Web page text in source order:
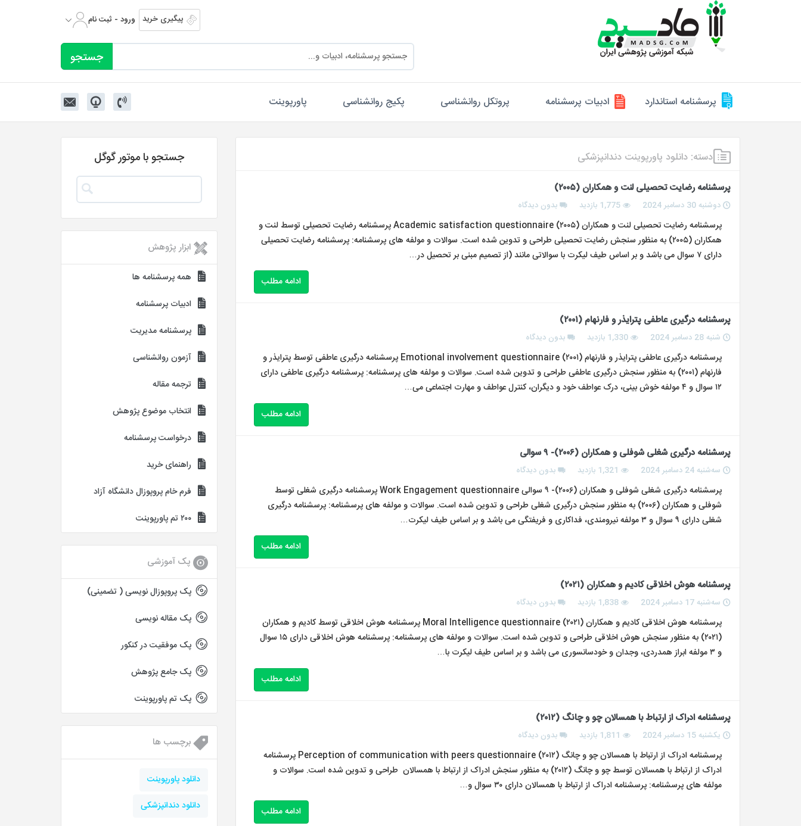
پیگیری خرید ورود - ثبت نام
پرسشنامه استاندارد ادبیات پرسشنامه پروتکل روانشناسی پکیج روانشناسی پاورپوینت
دسته: دانلود پاورپوینت دندانپزشکی
پرسشنامه رضایت تحصیلی لنت و همکاران (۲۰۰۵)
دوشنبه 30 دسامبر 2024 1,775 بازدید بدون دیدگاه
پرسشنامه رضایت تحصیلی لنت و همکاران (۲۰۰۵) Academic satisfaction questionnaire پرسشنامه رضایت تحصیلی توسط لنت و
همکاران (۲۰۰۵) به منظور سنجش رضایت تحصیلی طراحی و تدوین شده است. سوالات و مولفه های پرسشنامه: پرسشنامه رضایت تحصیلی
دارای ۷ سوال می باشد و بر اساس طیف لیکرت با سوالاتی مانند (از تصمیم مبنی بر تحصیل در…
ادامه مطلب
پرسشنامه درگیری عاطفی پترایذر و فارنهام (۲۰۰۱)
شنبه 28 دسامبر 2024 1,330 بازدید بدون دیدگاه
پرسشنامه درگیری عاطفی پترایذر و فارنهام (۲۰۰۱) Emotional involvement questionnaire پرسشنامه درگیری عاطفی توسط پترایذر و
فارنهام (۲۰۰۱) به منظور سنجش درگیری عاطفی طراحی و تدوین شده است. سوالات و مولفه های پرسشنامه: پرسشنامه درگیری عاطفی دارای
۱۲ سوال و ۴ مولفه خوش بینی، درک عواطف خود و دیگران، کنترل عواطف و مهارت اجتماعی می…
ادامه مطلب
پرسشنامه درگیری شغلی شوفلی و همکاران (۲۰۰۶)- ۹ سوالی
سه‌شنبه 24 دسامبر 2024 1,321 بازدید بدون دیدگاه
پرسشنامه درگیری شغلی شوفلی و همکاران (۲۰۰۶)- ۹ سوالی Work Engagement questionnaire پرسشنامه درگیری شغلی توسط
شوفلی و همکاران (۲۰۰۶) به منظور سنجش درگیری شغلی طراحی و تدوین شده است. سوالات و مولفه های پرسشنامه: پرسشنامه درگیری
شغلی دارای ۹ سوال و ۳ مولفه نیرومندی، فداکاری و فریفتگی می باشد و بر اساس طیف لیکرت…
ادامه مطلب
پرسشنامه هوش اخلاقی کادیم و همکاران (۲۰۲۱)
سه‌شنبه 17 دسامبر 2024 1,838 بازدید بدون دیدگاه
پرسشنامه هوش اخلاقی کادیم و همکاران (۲۰۲۱) Moral Intelligence questionnaire پرسشنامه هوش اخلاقی توسط کادیم و همکاران
(۲۰۲۱) به منظور سنجش هوش اخلاقی طراحی و تدوین شده است. سوالات و مولفه های پرسشنامه: پرسشنامه هوش اخلاقی دارای ۱۵ سوال
و ۳ مولفه ابراز همدردی، وجدان و خودسانسوری می باشد و بر اساس طیف لیکرت با…
ادامه مطلب
پرسشنامه ادراک از ارتباط با همسالان چو و چانگ (۲۰۱۲)
یکشنبه 15 دسامبر 2024 1,811 بازدید بدون دیدگاه
پرسشنامه ادراک از ارتباط با همسالان چو و چانگ (۲۰۱۲) Perception of communication with peers questionnaire پرسشنامه
ادراک از ارتباط با همسالان توسط چو و چانگ (۲۰۱۲) به منظور سنجش ادراک از ارتباط با همسالان طراحی و تدوین شده است. سوالات و
مولفه های پرسشنامه: پرسشنامه ادراک از ارتباط با همسالان دارای ۳۰ سوال و…
ادامه مطلب
جستجو با موتور گوگل
ابزار پژوهش
همه پرسشنامه ها
ادبیات پرسشنامه
پرسشنامه مدیریت
آزمون روانشناسی
ترجمه مقاله
انتخاب موضوع پژوهش
درخواست پرسشنامه
راهنمای خرید
فرم خام پروپوزال دانشگاه آزاد
۲۰۰ تم پاورپوینت
پک آموزشی
پک پروپوزال نویسی ( تضمینی)
پک مقاله نویسی
پک موفقیت در کنکور
پک جامع پژوهش
پک تم پاورپوینت
برچسب ها
دانلود پاورپوینت
دانلود دندانپزشکی